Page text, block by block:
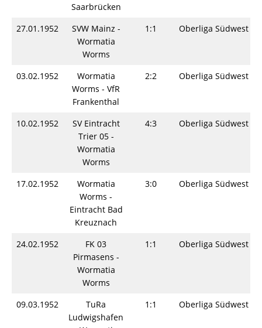
Saarbrücken
27.01.1952
SVW Mainz -
Wormatia
Worms
1:1 Oberliga Südwest
03.02.1952
Wormatia
Worms - VfR
Frankenthal
2:2 Oberliga Südwest
10.02.1952
SV Eintracht
Trier 05 -
Wormatia
Worms
4:3 Oberliga Südwest
17.02.1952
Wormatia
Worms -
Eintracht Bad
Kreuznach
3:0 Oberliga Südwest
24.02.1952
FK 03
Pirmasens -
Wormatia
Worms
1:1 Oberliga Südwest
09.03.1952
TuRa
Ludwigshafen
1:1 Oberliga Südwest